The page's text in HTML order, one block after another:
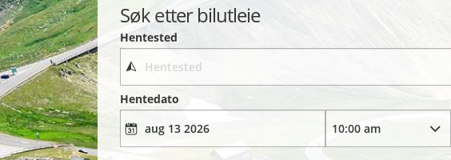
Søk etter bilutleie
Hentested
Hentedato